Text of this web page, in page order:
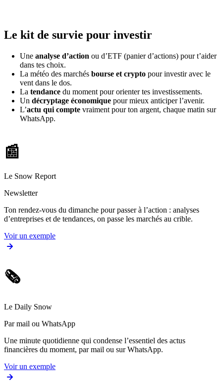
Le kit de survie pour investir
Une analyse d’action ou d’ETF (panier d’actions) pour t’aider
dans tes choix.
La météo des marchés bourse et crypto pour investir avec le
vent dans le dos.
La tendance du moment pour orienter tes investissements.
Un décryptage économique pour mieux anticiper l’avenir.
L’actu qui compte vraiment pour ton argent, chaque matin sur
WhatsApp.
📰
Le Snow Report
Newsletter
Ton rendez-vous du dimanche pour passer à l’action : analyses
d’entreprises et de tendances, on passe les marchés au crible.
Voir un exemple
🗞️
Le Daily Snow
Par mail ou WhatsApp
Une minute quotidienne qui condense l’essentiel des actus
financières du moment, par mail ou sur WhatsApp.
Voir un exemple